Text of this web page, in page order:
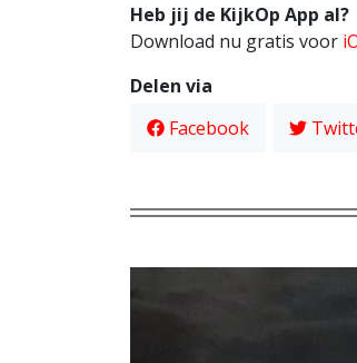
Heb jij de KijkOp App al?
Download nu gratis voor
Delen via
Facebook